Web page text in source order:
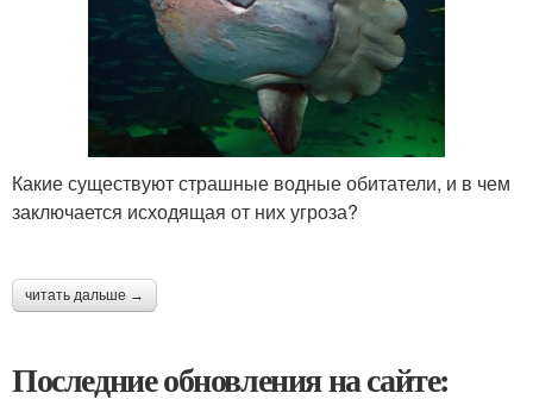
Какие существуют страшные водные обитатели, и в чем
заключается исходящая от них угроза?
читать дальше →
Последние обновления на сайте: